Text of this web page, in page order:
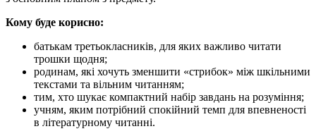
Кому буде корисно:
батькам третьокласників, для яких важливо читати
трошки щодня;
родинам, які хочуть зменшити «стрибок» між шкільними
текстами та вільним читанням;
тим, хто шукає компактний набір завдань на розуміння;
учням, яким потрібний спокійний темп для впевненості
в літературному читанні.